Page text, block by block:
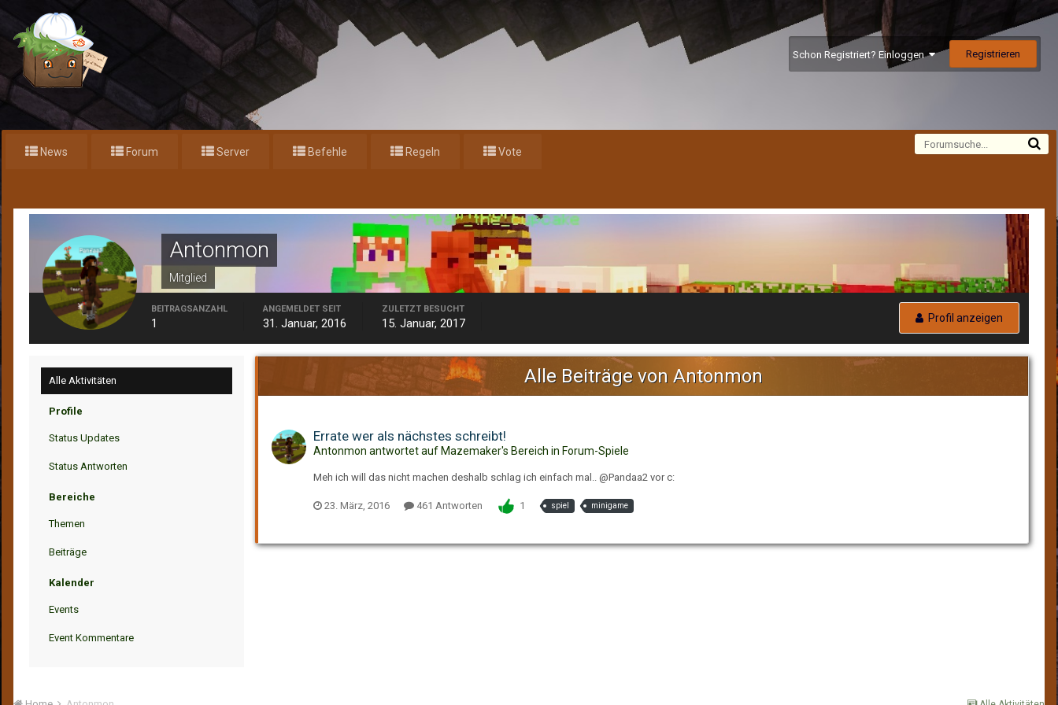
Schon Registriert? Einloggen Registrieren
News Forum Server Befehle Regeln Vote
Antonmon
Mitglied
Profil anzeigen
BEITRAGSANZAHL
1
ANGEMELDET SEIT
31. Januar, 2016
ZULETZT BESUCHT
15. Januar, 2017
Alle Aktivitäten
Profile
Status Updates
Status Antworten
Bereiche
Themen
Beiträge
Kalender
Events
Event Kommentare
Alle Beiträge von Antonmon
Errate wer als nächstes schreibt!
Antonmon antwortet auf Mazemaker's Bereich in Forum-Spiele
Meh ich will das nicht machen deshalb schlag ich einfach mal.. @Pandaa2 vor c:
23. März, 2016 461 Antworten 1 spiel minigame